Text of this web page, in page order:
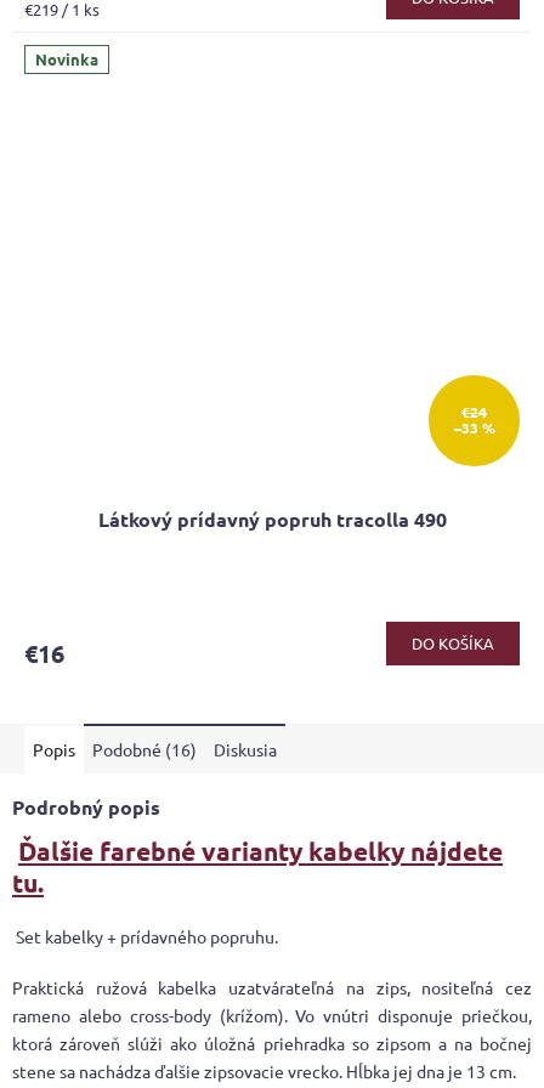
4,1
z
5
Jednotková
€219 / 1 ks
Novinka
€24
–33 %
Látkový prídavný popruh tracolla 490
€16 DO KOŠÍKA
Popis Podobné (16) Diskusia
Podrobný popis
Ďalšie farebné varianty kabelky nájdete
tu.
Set kabelky + prídavného popruhu.
Praktická ružová kabelka uzatvárateľná na zips, nositeľná cez
rameno alebo cross-body (krížom). Vo vnútri disponuje priečkou,
ktorá zároveň slúži ako úložná priehradka so zipsom a na bočnej
stene sa nachádza ďalšie zipsovacie vrecko. Hĺbka jej dna je 13 cm.